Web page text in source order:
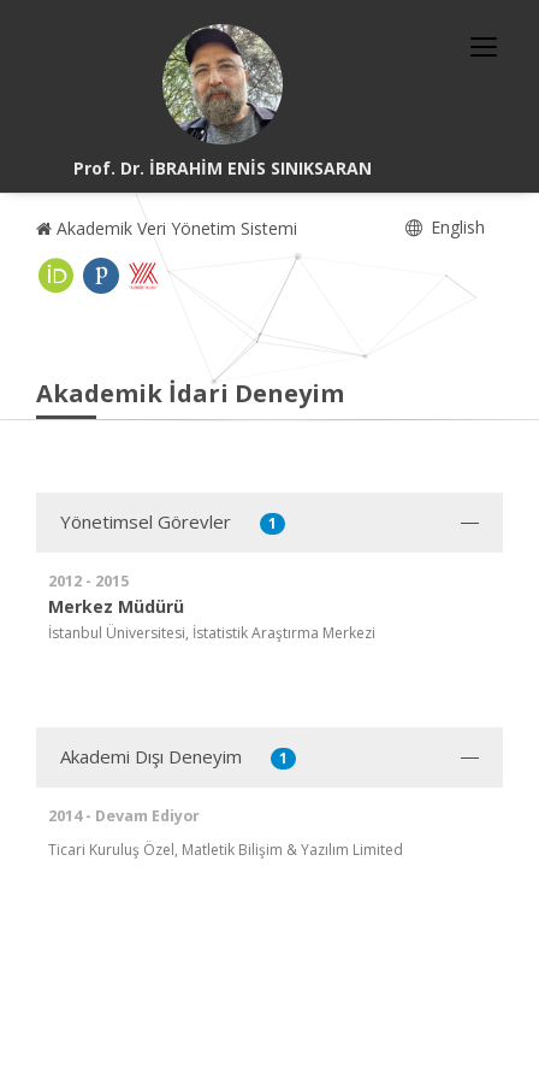
Prof. Dr. İBRAHİM ENİS SINIKSARAN
Akademik Veri Yönetim Sistemi English
Akademik İdari Deneyim
Yönetimsel Görevler 1
2012 - 2015
Merkez Müdürü
İstanbul Üniversitesi, İstatistik Araştırma Merkezi
Akademi Dışı Deneyim 1
2014 - Devam Ediyor
Ticari Kuruluş Özel, Matletik Bilişim & Yazılım Limited